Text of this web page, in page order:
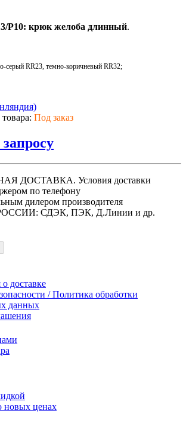
P10: крюк желоба длинный.
серый RR23, темно-коричневый RR32;
Под заказ
ДОСТАВКА. Условия доставки
по телефону
дилером производителя
СДЭК, ПЭК, Д.Линии и др.
доставке
/ Политика обработки
данных
новых ценах